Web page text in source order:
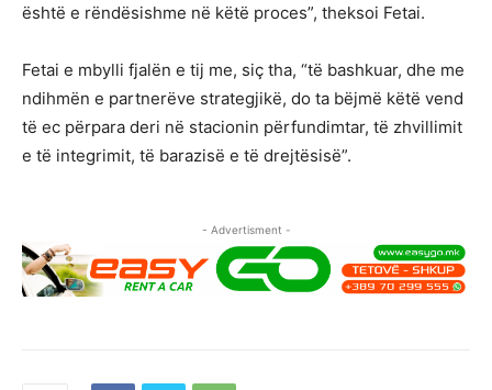
është e rëndësishme në këtë proces”, theksoi Fetai.
Fetai e mbylli fjalën e tij me, siç tha, “të bashkuar, dhe me
ndihmën e partnerëve strategjikë, do ta bëjmë këtë vend
të ec përpara deri në stacionin përfundimtar, të zhvillimit
e të integrimit, të barazisë e të drejtësisë”.
- Advertisment -